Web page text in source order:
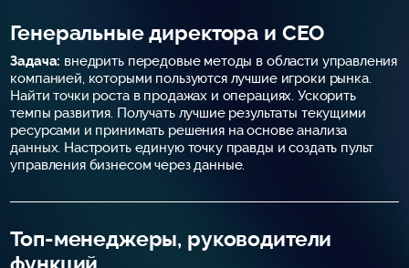
Генеральные директора и CEO
Задача: внедрить передовые методы в области управления
компанией, которыми пользуются лучшие игроки рынка.
Найти точки роста в продажах и операциях. Ускорить
темпы развития. Получать лучшие результаты текущими
ресурсами и принимать решения на основе анализа
данных. Настроить единую точку правды и создать пульт
управления бизнесом через данные.
Топ-менеджеры, руководители
функций